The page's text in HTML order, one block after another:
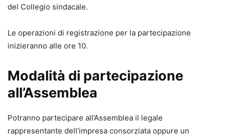
del Collegio sindacale.
Le operazioni di registrazione per la partecipazione
inizieranno alle ore 10.
Modalità di partecipazione
all’Assemblea
Potranno partecipare all’Assemblea il legale
rappresentante dell’impresa consorziata oppure un